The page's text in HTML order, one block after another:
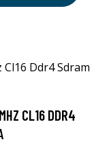
CL16 DDR4